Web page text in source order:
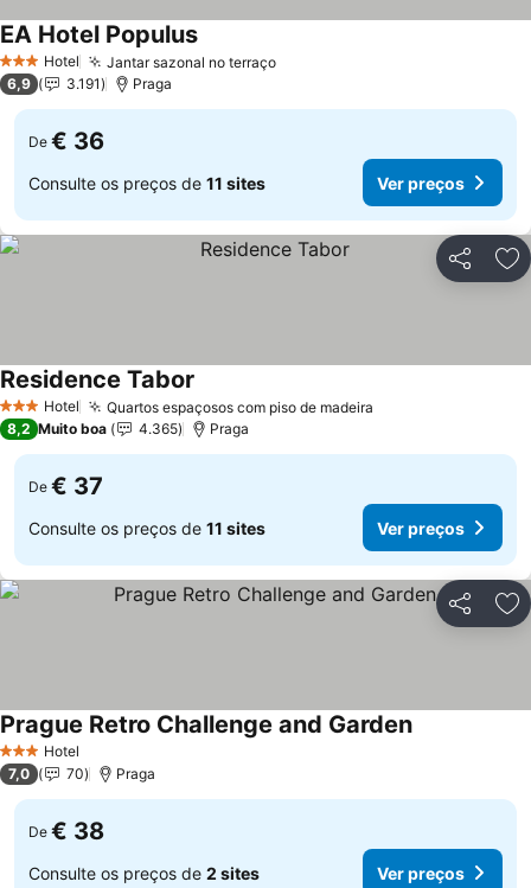
3 EstrelasHotel Jantar sazonal no terraço
EA Hotel Populus
6,9 3.191 Praga
De € 36
Consulte os preços de 11 sites Ver preços
Partilhar
3 EstrelasHotel Quartos espaçosos com piso de madeira
Residence Tabor
8,2 Muito boa 4.365 Praga
De € 37
Consulte os preços de 11 sites Ver preços
Partilhar
3 EstrelasHotel
Prague Retro Challenge and Garden
7,0 70 Praga
De € 38
Consulte os preços de 2 sites Ver preços